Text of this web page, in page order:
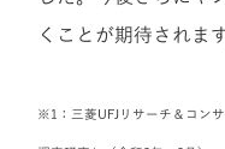
くことが期待されます
※1：三菱UFJリサーチ＆コン